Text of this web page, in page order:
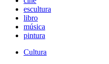
escultura
libro
música
pintura
Cultura